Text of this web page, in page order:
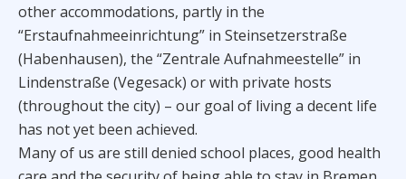
other accommodations, partly in the
“Erstaufnahmeeinrichtung” in Steinsetzerstraße
(Habenhausen), the “Zentrale Aufnahmeestelle” in
Lindenstraße (Vegesack) or with private hosts
(throughout the city) – our goal of living a decent life
has not yet been achieved.
Many of us are still denied school places, good health